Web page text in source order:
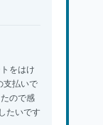
をはけ
支払いで
ので感
たいです